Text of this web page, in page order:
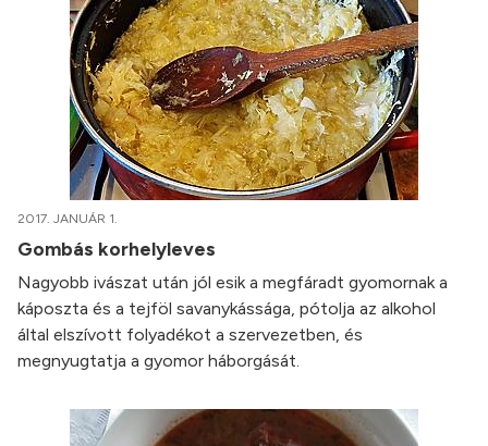
2017. JANUÁR 1.
Gombás korhelyleves
Nagyobb ivászat után jól esik a megfáradt gyomornak a
káposzta és a tejföl savanykássága, pótolja az alkohol
által elszívott folyadékot a szervezetben, és
megnyugtatja a gyomor háborgását.